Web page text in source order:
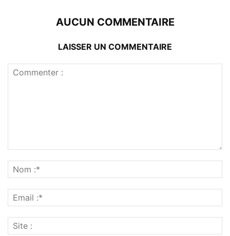
AUCUN COMMENTAIRE
LAISSER UN COMMENTAIRE